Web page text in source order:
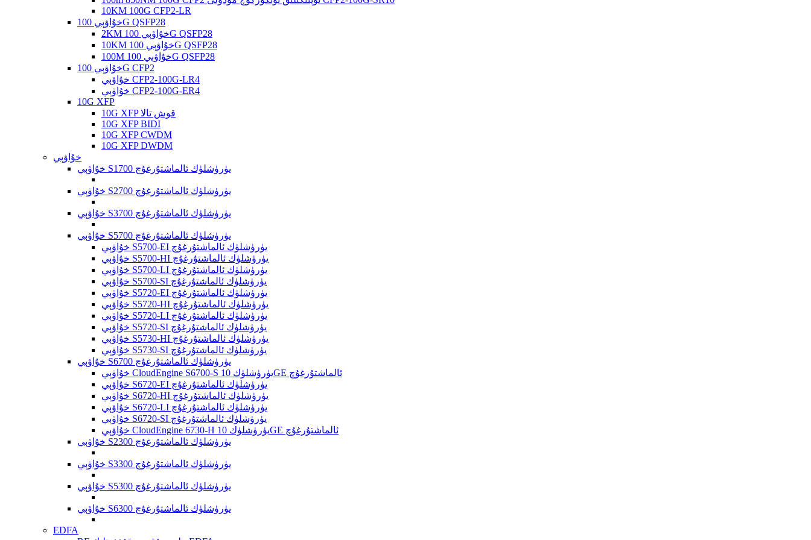
10KM 100G CFP2-LR
خۇاۋېي 100G QSFP28
2KM خۇاۋېي 100G QSFP28
10KM خۇاۋېي 100G QSFP28
100M خۇاۋېي 100G QSFP28
خۇاۋېي 100G CFP2
خۇاۋېي CFP2-100G-LR4
خۇاۋېي CFP2-100G-ER4
10G XFP
10G XFP قوش تالا
10G XFP BIDI
10G XFP CWDM
10G XFP DWDM
خۇاۋېي
خۇاۋېي S1700 يۈرۈشلۈك ئالماشتۇرغۇچ
خۇاۋېي S2700 يۈرۈشلۈك ئالماشتۇرغۇچ
خۇاۋېي S3700 يۈرۈشلۈك ئالماشتۇرغۇچ
خۇاۋېي S5700 يۈرۈشلۈك ئالماشتۇرغۇچ
خۇاۋېي S5700-EI يۈرۈشلۈك ئالماشتۇرغۇچ
خۇاۋېي S5700-HI يۈرۈشلۈك ئالماشتۇرغۇچ
خۇاۋېي S5700-LI يۈرۈشلۈك ئالماشتۇرغۇچ
خۇاۋېي S5700-SI يۈرۈشلۈك ئالماشتۇرغۇچ
خۇاۋېي S5720-EI يۈرۈشلۈك ئالماشتۇرغۇچ
خۇاۋېي S5720-HI يۈرۈشلۈك ئالماشتۇرغۇچ
خۇاۋېي S5720-LI يۈرۈشلۈك ئالماشتۇرغۇچ
خۇاۋېي S5720-SI يۈرۈشلۈك ئالماشتۇرغۇچ
خۇاۋېي S5730-HI يۈرۈشلۈك ئالماشتۇرغۇچ
خۇاۋېي S5730-SI يۈرۈشلۈك ئالماشتۇرغۇچ
خۇاۋېي S6700 يۈرۈشلۈك ئالماشتۇرغۇچ
خۇاۋېي CloudEngine S6700-S يۈرۈشلۈك 10GE ئالماشتۇرغۇچ
خۇاۋېي S6720-EI يۈرۈشلۈك ئالماشتۇرغۇچ
خۇاۋېي S6720-HI يۈرۈشلۈك ئالماشتۇرغۇچ
خۇاۋېي S6720-LI يۈرۈشلۈك ئالماشتۇرغۇچ
خۇاۋېي S6720-SI يۈرۈشلۈك ئالماشتۇرغۇچ
خۇاۋېي CloudEngine 6730-H يۈرۈشلۈك 10GE ئالماشتۇرغۇچ
خۇاۋېي S2300 يۈرۈشلۈك ئالماشتۇرغۇچ
خۇاۋېي S3300 يۈرۈشلۈك ئالماشتۇرغۇچ
خۇاۋېي S5300 يۈرۈشلۈك ئالماشتۇرغۇچ
خۇاۋېي S6300 يۈرۈشلۈك ئالماشتۇرغۇچ
EDFA